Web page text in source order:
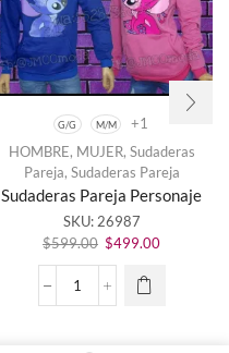
G/G M/M
+1
HOMBRE, MUJER, Sudaderas
Pareja, Sudaderas Pareja
Sudaderas Pareja Personaje
SKU:26987
$599.00 El
precio
original
era:
$499.00El
Sudaderas
Este
producto
tiene
múltiples
variantes.
Las
opciones
se